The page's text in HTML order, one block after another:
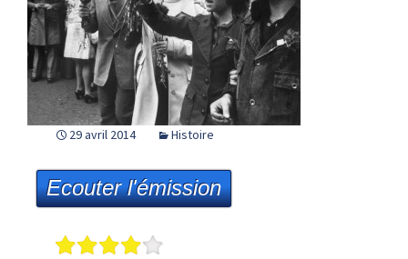
29 avril 2014 Histoire
Ecouter l'émission